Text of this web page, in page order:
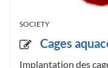
SOCIETY
Cages
Implantation des